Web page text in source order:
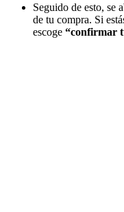
Seguido de esto, se
de tu compra. Si
escoge “confirmar